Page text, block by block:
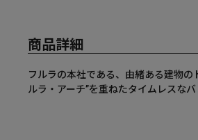
商品詳細
フルラの本社である、由緒ある建物の
ルラ・アーチ”を重ねたタイムレスなバ